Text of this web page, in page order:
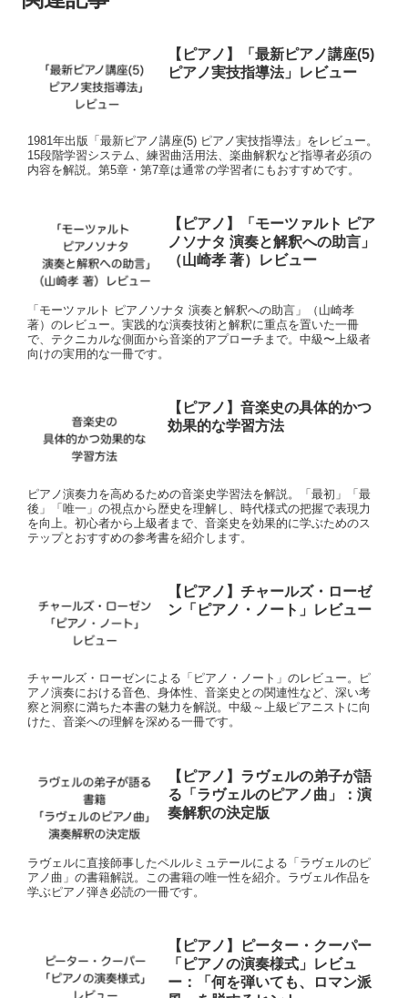
【ピアノ】「最新ピアノ講座(5)
ピアノ実技指導法」レビュー
1981年出版「最新ピアノ講座(5) ピアノ実技指導法」をレビュー。
15段階学習システム、練習曲活用法、楽曲解釈など指導者必須の
内容を解説。第5章・第7章は通常の学習者にもおすすめです。
【ピアノ】「モーツァルト ピア
ノソナタ 演奏と解釈への助言」
（山崎孝 著）レビュー
「モーツァルト ピアノソナタ 演奏と解釈への助言」（山崎孝
著）のレビュー。実践的な演奏技術と解釈に重点を置いた一冊
で、テクニカルな側面から音楽的アプローチまで。中級〜上級者
向けの実用的な一冊です。
【ピアノ】音楽史の具体的かつ
効果的な学習方法
ピアノ演奏力を高めるための音楽史学習法を解説。「最初」「最
後」「唯一」の視点から歴史を理解し、時代様式の把握で表現力
を向上。初心者から上級者まで、音楽史を効果的に学ぶためのス
テップとおすすめの参考書を紹介します。
【ピアノ】チャールズ・ローゼ
ン「ピアノ・ノート」レビュー
チャールズ・ローゼンによる「ピアノ・ノート」のレビュー。ピ
アノ演奏における音色、身体性、音楽史との関連性など、深い考
察と洞察に満ちた本書の魅力を解説。中級～上級ピアニストに向
けた、音楽への理解を深める一冊です。
【ピアノ】ラヴェルの弟子が語
る「ラヴェルのピアノ曲」：演
奏解釈の決定版
ラヴェルに直接師事したペルルミュテールによる「ラヴェルのピ
アノ曲」の書籍解説。この書籍の唯一性を紹介。ラヴェル作品を
学ぶピアノ弾き必読の一冊です。
【ピアノ】ピーター・クーパー
「ピアノの演奏様式」レビュ
ー：「何を弾いても、ロマン派